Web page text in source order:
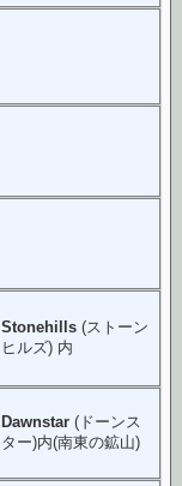
Stonehills(ストーン
ヒルズ) 内
Dawnstar(ドーンス
ター)内(南東の鉱山)